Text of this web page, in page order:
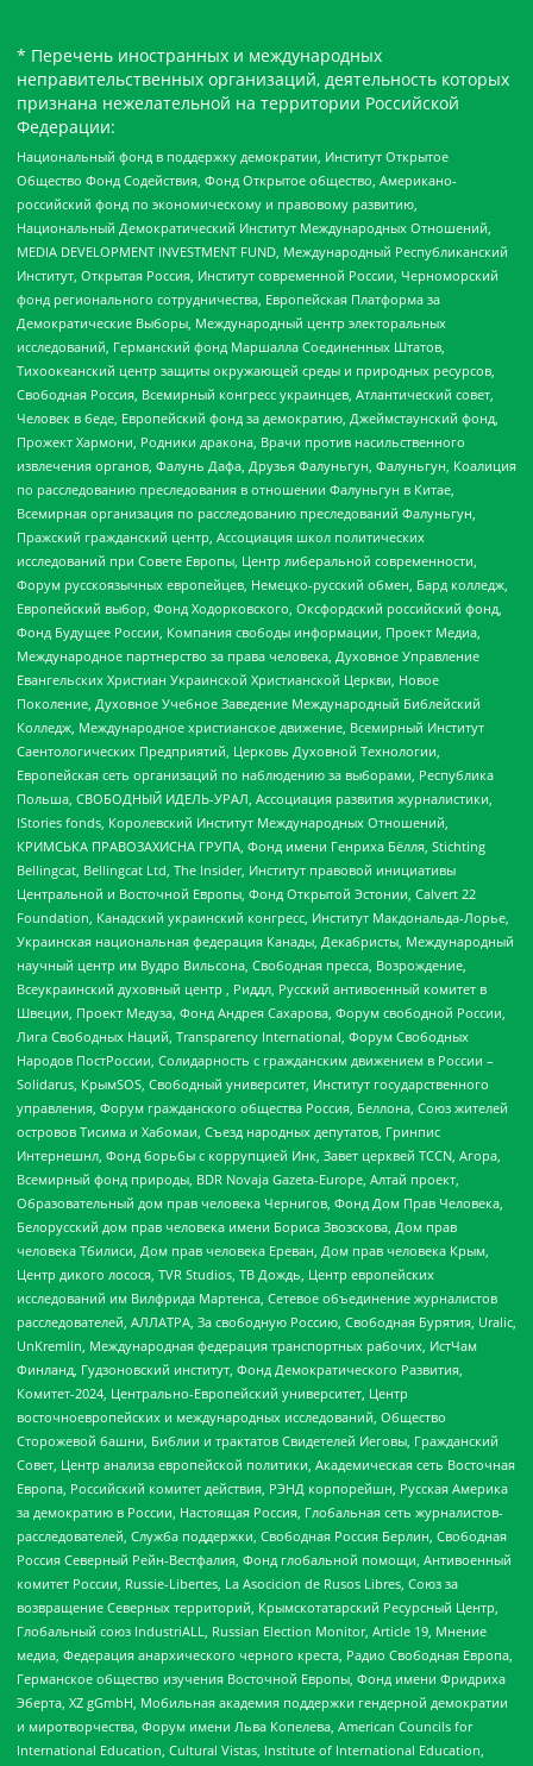
* Перечень иностранных и международных
неправительственных организаций, деятельность которых
признана нежелательной на территории Российской
Федерации:
Национальный фонд в поддержку демократии, Институт Открытое
Общество Фонд Содействия, Фонд Открытое общество, Американо-
российский фонд по экономическому и правовому развитию,
Национальный Демократический Институт Международных Отношений,
MEDIA DEVELOPMENT INVESTMENT FUND, Международный Республиканский
Институт, Открытая Россия, Институт современной России, Черноморский
фонд регионального сотрудничества, Европейская Платформа за
Демократические Выборы, Международный центр электоральных
исследований, Германский фонд Маршалла Соединенных Штатов,
Тихоокеанский центр защиты окружающей среды и природных ресурсов,
Свободная Россия, Всемирный конгресс украинцев, Атлантический совет,
Человек в беде, Европейский фонд за демократию, Джеймстаунский фонд,
Прожект Хармони, Родники дракона, Врачи против насильственного
извлечения органов, Фалунь Дафа, Друзья Фалуньгун, Фалуньгун, Коалиция
по расследованию преследования в отношении Фалуньгун в Китае,
Всемирная организация по расследованию преследований Фалуньгун,
Пражский гражданский центр, Ассоциация школ политических
исследований при Совете Европы, Центр либеральной современности,
Форум русскоязычных европейцев, Немецко-русский обмен, Бард колледж,
Европейский выбор, Фонд Ходорковского, Оксфордский российский фонд,
Фонд Будущее России, Компания свободы информации, Проект Медиа,
Международное партнерство за права человека, Духовное Управление
Евангельских Христиан Украинской Христианской Церкви, Новое
Поколение, Духовное Учебное Заведение Международный Библейский
Колледж, Международное христианское движение, Всемирный Институт
Саентологических Предприятий, Церковь Духовной Технологии,
Европейская сеть организаций по наблюдению за выборами, Республика
Польша, СВОБОДНЫЙ ИДЕЛЬ-УРАЛ, Ассоциация развития журналистики,
IStories fonds, Королевский Институт Международных Отношений,
КРИМСЬКА ПРАВОЗАХИСНА ГРУПА, Фонд имени Генриха Бёлля, Stichting
Bellingcat, Bellingcat Ltd, The Insider, Институт правовой инициативы
Центральной и Восточной Европы, Фонд Открытой Эстонии, Calvert 22
Foundation, Канадский украинский конгресс, Институт Макдональда-Лорье,
Украинская национальная федерация Канады, Декабристы, Международный
научный центр им Вудро Вильсона, Свободная пресса, Возрождение,
Всеукраинский духовный центр , Риддл, Русский антивоенный комитет в
Швеции, Проект Медуза, Фонд Андрея Сахарова, Форум свободной России,
Лига Свободных Наций, Transparеncy International, Форум Свободных
Народов ПостРоссии, Солидарность с гражданским движением в России –
Solidarus, КрымSOS, Свободный университет, Институт государственного
управления, Форум гражданского общества Россия, Беллона, Союз жителей
островов Тисима и Хабомаи, Съезд народных депутатов, Гринпис
Интернешнл, Фонд борьбы с коррупцией Инк, Завет церквей TCCN, Агора,
Всемирный фонд природы, BDR Novaja Gazeta-Europe, Алтай проект,
Образовательный дом прав человека Чернигов, Фонд Дом Прав Человека,
Белорусский дом прав человека имени Бориса Звозскова, Дом прав
человека Тбилиси, Дом прав человека Ереван, Дом прав человека Крым,
Центр дикого лосося, TVR Studios, ТВ Дождь, Центр европейских
исследований им Вилфрида Мартенса, Сетевое объединение журналистов
расследователей, АЛЛАТРА, За свободную Россию, Свободная Бурятия, Uralic,
UnKremlin, Международная федерация транспортных рабочих, ИстЧам
Финланд, Гудзоновский институт, Фонд Демократического Развития,
Комитет-2024, Центрально-Европейский университет, Центр
восточноевропейских и международных исследований, Общество
Сторожевой башни, Библии и трактатов Свидетелей Иеговы, Гражданский
Совет, Центр анализа европейской политики, Академическая сеть Восточная
Европа, Российский комитет действия, РЭНД корпорейшн, Русская Америка
за демократию в России, Настоящая Россия, Глобальная сеть журналистов-
расследователей, Служба поддержки, Свободная Россия Берлин, Свободная
Россия Северный Рейн-Вестфалия, Фонд глобальной помощи, Антивоенный
комитет России, Russie-Libertes, La Asocicion de Rusos Libres, Союз за
возвращение Северных территорий, Крымскотатарский Ресурсный Центр,
Глобальный союз IndustriALL, Russian Election Monitor, Article 19, Мнение
медиа, Федерация анархического черного креста, Радио Свободная Европа,
Германское общество изучения Восточной Европы, Фонд имени Фридриха
Эберта, XZ gGmbH, Мобильная академия поддержки гендерной демократии
и миротворчества, Форум имени Льва Копелева, American Councils for
International Education, Cultural Vistas, Institute of International Education,